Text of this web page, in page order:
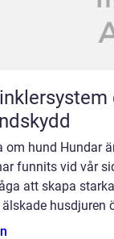
grunden i ett modernt
om hund Hundar
funnits vid vår
att skapa
husdjuren